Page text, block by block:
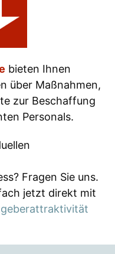
bieten Ihnen
über Maßnahmen,
zur Beschaffung
Personals.
Fragen Sie uns.
jetzt direkt mit